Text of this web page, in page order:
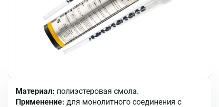
Материал: полиэстеровая смола.
Применение: для монолитного соединения с